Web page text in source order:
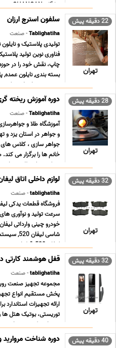
چانگان CHANGAN، چری CHERY، دانگ فنگ DONGF ... ...
22 دقیقه پیش
تهران
سلفون استرچ ارزان
Tablighatiha- صنعت
تولیدی پلاستیک و نایلون
فناوری نوین تولید
چاپ، نقش خود را در
بسته بندی, نایلون
بندی زیپ دار, پلاستیک
28 دقیقه پیش
تهران
دوره آموزش ریخته
Tablighatiha- صنعت
و جواهر در استان یزد و
جواهر سازى ، کلاس هاى
خانم ها را برگزار می
مدرک دیپلم طلا و
32 دقیقه پیش
تهران
لوازم داخلی اتاق لیفان
tablighatiha- صنعت
فروشگاه قطعات یدکی
سرعت تولید و نوآوری
لیفان 520, قطعات موتوری لیفان 5 ... ...
32 دقیقه پیش
تهران
قفل هوشمند کارتی
tablighatiha- صنعت
مجموعه تجهیز صنعت
پخش مستقیم انواع
ارائه تجهیزات
توریستی، بوتیک هتل
برند با تمرکز ویژه بر
40 دقیقه پیش دوره شناخت